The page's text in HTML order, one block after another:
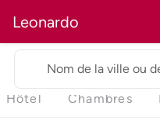
Leonardo
Nom de la ville ou
Hôtel Chambres